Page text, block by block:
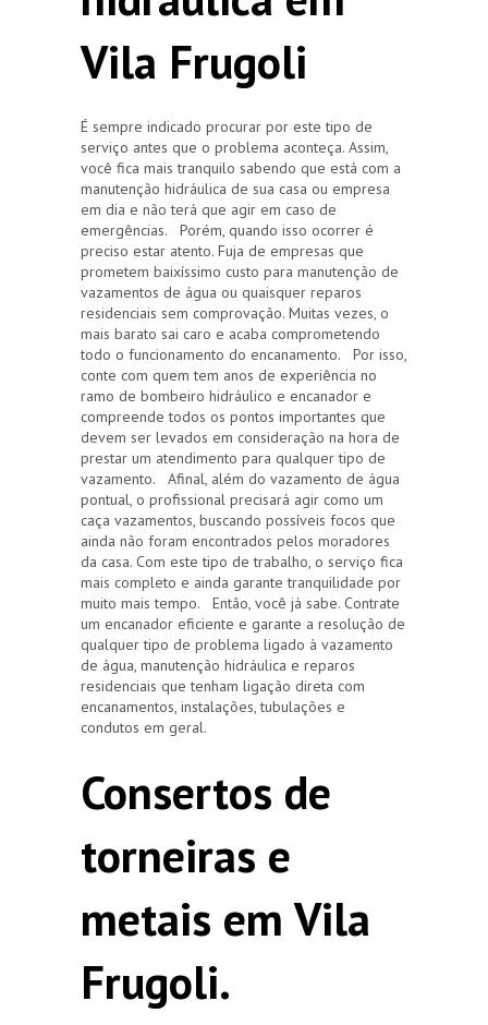
Vila Frugoli
É sempre indicado procurar por este tipo de
serviço antes que o problema aconteça. Assim,
você fica mais tranquilo sabendo que está com a
manutenção hidráulica de sua casa ou empresa
em dia e não terá que agir em caso de
emergências. Porém, quando isso ocorrer é
preciso estar atento. Fuja de empresas que
prometem baixíssimo custo para manutenção de
vazamentos de água ou quaisquer reparos
residenciais sem comprovação. Muitas vezes, o
mais barato sai caro e acaba comprometendo
todo o funcionamento do encanamento. Por isso,
conte com quem tem anos de experiência no
ramo de bombeiro hidráulico e encanador e
compreende todos os pontos importantes que
devem ser levados em consideração na hora de
prestar um atendimento para qualquer tipo de
vazamento. Afinal, além do vazamento de água
pontual, o profissional precisará agir como um
caça vazamentos, buscando possíveis focos que
ainda não foram encontrados pelos moradores
da casa. Com este tipo de trabalho, o serviço fica
mais completo e ainda garante tranquilidade por
muito mais tempo. Então, você já sabe. Contrate
um encanador eficiente e garante a resolução de
qualquer tipo de problema ligado à vazamento
de água, manutenção hidráulica e reparos
residenciais que tenham ligação direta com
encanamentos, instalações, tubulações e
condutos em geral.
Consertos de
torneiras e
metais em Vila
Frugoli.